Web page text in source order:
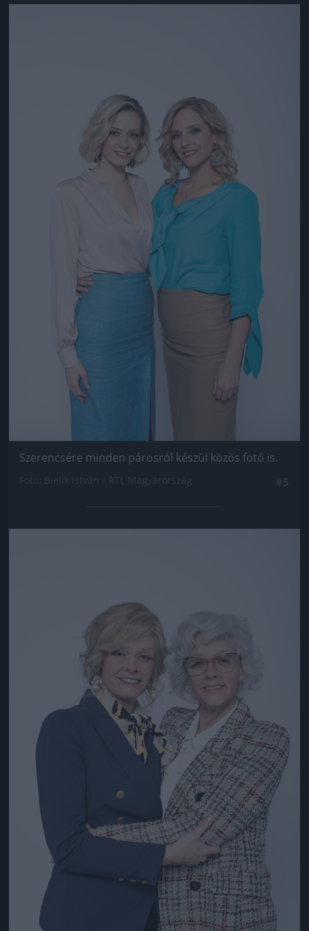
Szerencsére minden párosról készül közös fotó is.